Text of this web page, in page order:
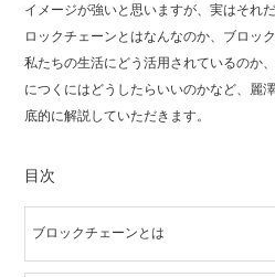
イメージが強いと思いますが、実はそれ
ロックチェーンとはなんなのか、ブロッ
私たちの生活にどう活用されているのか
につくにはどうしたらいいのかなど、麗
底的に解説していただきます。
目次
ブロックチェーンとは